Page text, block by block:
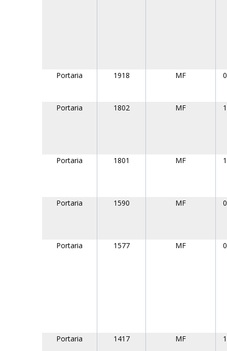
Portaria 1918 MF
Portaria 1802 MF
Portaria 1801 MF
Portaria 1590 MF
Portaria 1577 MF
Portaria 1417 MF